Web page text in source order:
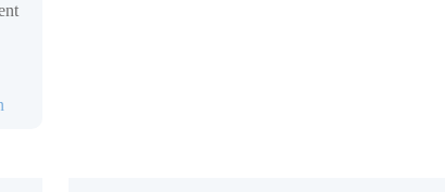
- Woche der Umwelt